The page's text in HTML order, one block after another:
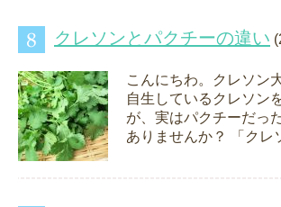
クレソンとパクチーの違い
こんにちわ。クレソン
自生しているクレソン
が、実はパクチーだっ
ありませんか？ 「クレ